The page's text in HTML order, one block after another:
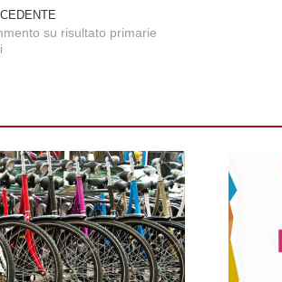
su risultato primarie